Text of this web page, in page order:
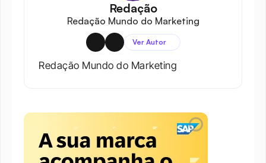
Redação
Redação Mundo do Marketing
Ver Autor
Redação Mundo do Marketing